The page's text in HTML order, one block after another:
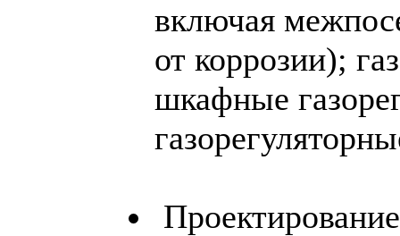
включая
от коррозии);
шкафные